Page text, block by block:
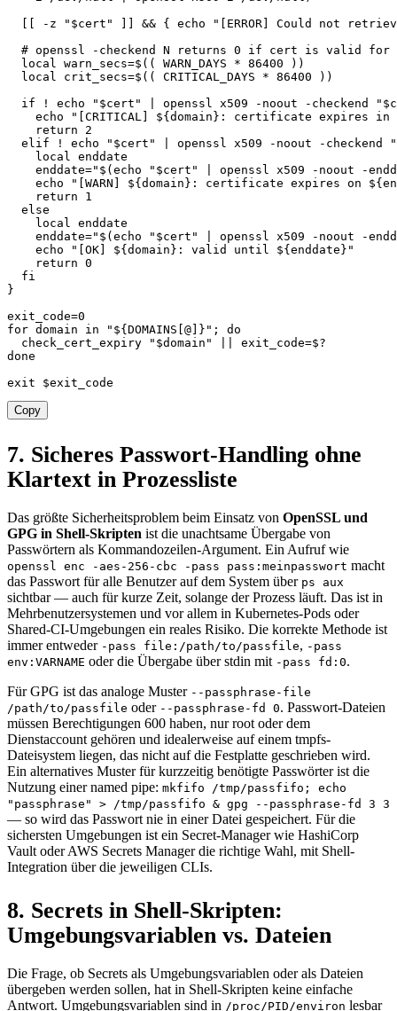
-z " $cert " && { echo
"[ERROR] Could not
# openssl -checkend N returns 0 if cert is valid for N
local warn_secs=$(( WARN_DAYS * 86400
))
local
crit_secs=$(( CRITICAL_DAYS * 86400
))
if
! echo " $cert " openssl x509 -noout -checkend "
echo
"[CRITICAL] ${domain} : certificate expires in
return
2
elif
! echo " $cert " openssl x509 -noout -checkend
"
local enddate
enddate=" $( echo " $cert " openssl x509 -noout
-
echo
"[WARN] ${domain} : certificate expires on
return
1
else
local enddate
enddate=" $( echo " $cert " openssl x509 -noout
-
echo
"[OK] ${domain} : valid until ${enddate} "
return 0
fi
}
exit_code=0
for domain in " ${DOMAINS @ } " ;
do
  check_cert_expiry
" $domain " exit_code=$?
done
exit
$exit_code
Copy
7. Sicheres Passwort-Handling ohne
Klartext in Prozessliste
Das größte Sicherheitsproblem beim Einsatz von OpenSSL und
GPG in Shell-Skripten ist die unachtsame Übergabe von
Passwörtern als Kommandozeilen-Argument. Ein Aufruf wie
openssl enc -aes-256-cbc -pass pass:meinpasswort macht
das Passwort für alle Benutzer auf dem System über ps aux
sichtbar — auch für kurze Zeit, solange der Prozess läuft. Das ist in
Mehrbenutzersystemen und vor allem in Kubernetes-Pods oder
Shared-CI-Umgebungen ein reales Risiko. Die korrekte Methode ist
immer entweder -pass file:/path/to/passfile, -pass
env:VARNAME oder die Übergabe über stdin mit -pass fd:0.
Für GPG ist das analoge Muster --passphrase-file
/path/to/passfile oder --passphrase-fd 0. Passwort-Dateien
müssen Berechtigungen 600 haben, nur root oder dem
Dienstaccount gehören und idealerweise auf einem tmpfs-
Dateisystem liegen, das nicht auf die Festplatte geschrieben wird.
Ein alternatives Muster für kurzzeitig benötigte Passwörter ist die
Nutzung einer named pipe: mkfifo /tmp/passfifo; echo
"passphrase" > /tmp/passfifo & gpg --passphrase-fd 3 3
— so wird das Passwort nie in einer Datei gespeichert. Für die
sichersten Umgebungen ist ein Secret-Manager wie HashiCorp
Vault oder AWS Secrets Manager die richtige Wahl, mit Shell-
Integration über die jeweiligen CLIs.
8. Secrets in Shell-Skripten:
Umgebungsvariablen vs. Dateien
Die Frage, ob Secrets als Umgebungsvariablen oder als Dateien
übergeben werden sollen, hat in Shell-Skripten keine einfache
Antwort. Umgebungsvariablen sind in /proc/PID/environ lesbar